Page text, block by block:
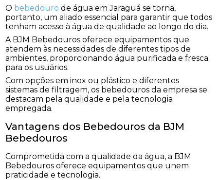
O bebedouro de água em Jaraguá se torna,
portanto, um aliado essencial para garantir que todos
tenham acesso à água de qualidade ao longo do dia.
A BJM Bebedouros oferece equipamentos que
atendem às necessidades de diferentes tipos de
ambientes, proporcionando água purificada e fresca
para os usuários.
Com opções em inox ou plástico e diferentes
sistemas de filtragem, os bebedouros da empresa se
destacam pela qualidade e pela tecnologia
empregada.
Vantagens dos Bebedouros da BJM
Bebedouros
Comprometida com a qualidade da água, a BJM
Bebedouros oferece equipamentos que unem
praticidade e tecnologia.